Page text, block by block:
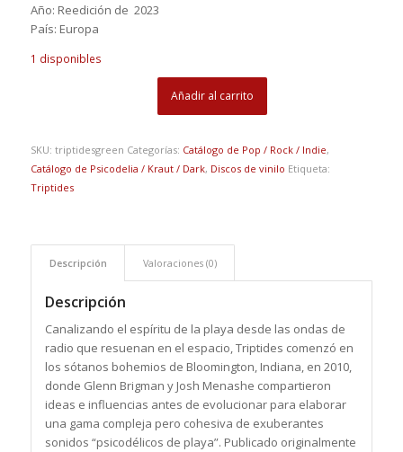
Año: Reedición de 2023
País: Europa
1 disponibles
Añadir al carrito
SKU: triptidesgreen Categorías: Catálogo de Pop / Rock / Indie,
Catálogo de Psicodelia / Kraut / Dark, Discos de vinilo Etiqueta:
Triptides
Descripción Valoraciones (0)
Descripción
Canalizando el espíritu de la playa desde las ondas de
radio que resuenan en el espacio, Triptides comenzó en
los sótanos bohemios de Bloomington, Indiana, en 2010,
donde Glenn Brigman y Josh Menashe compartieron
ideas e influencias antes de evolucionar para elaborar
una gama compleja pero cohesiva de exuberantes
sonidos “psicodélicos de playa”. Publicado originalmente